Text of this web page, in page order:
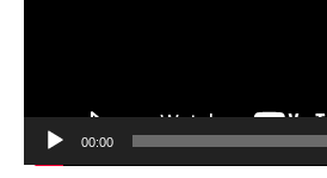
00:00